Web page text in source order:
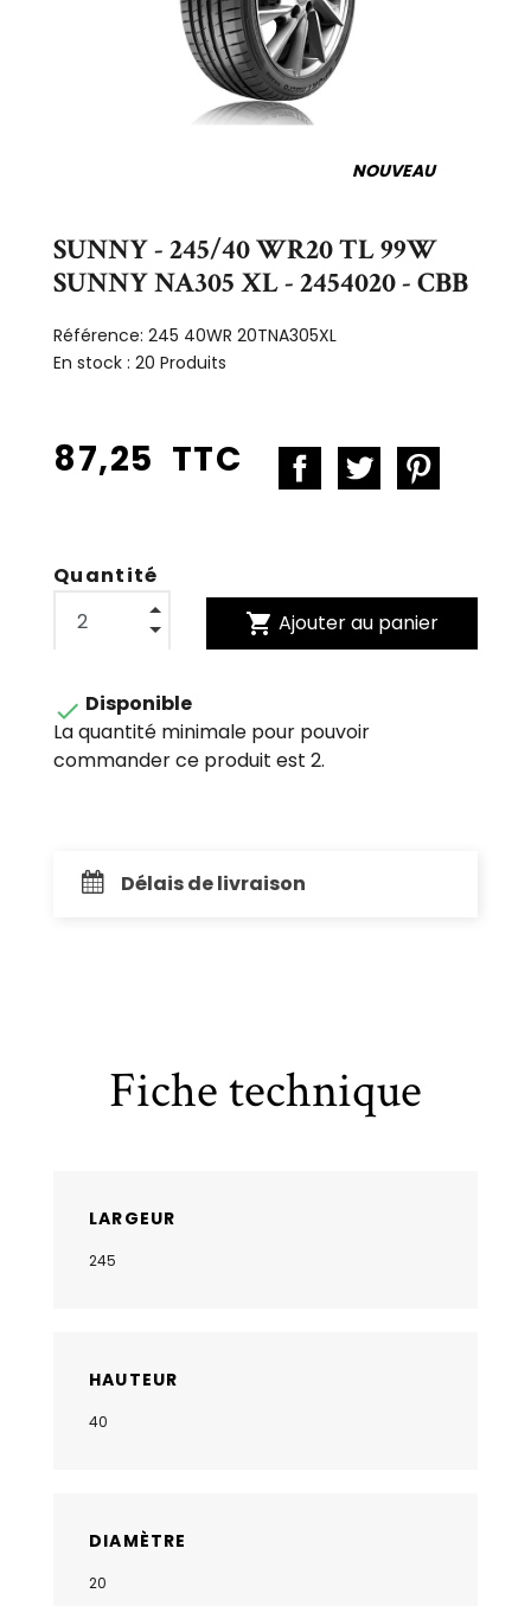
NOUVEAU
SUNNY - 245/40 WR20 TL 99W
SUNNY NA305 XL - 2454020 - CBB
Référence: 245 40WR 20TNA305XL
En stock : 20 Produits
87,25 TTC
Quantité
shopping_cart Ajouter au panier
 Disponible
La quantité minimale pour pouvoir
commander ce produit est 2.
Délais de livraison
Fiche technique
LARGEUR
245
HAUTEUR
40
DIAMÈTRE
20